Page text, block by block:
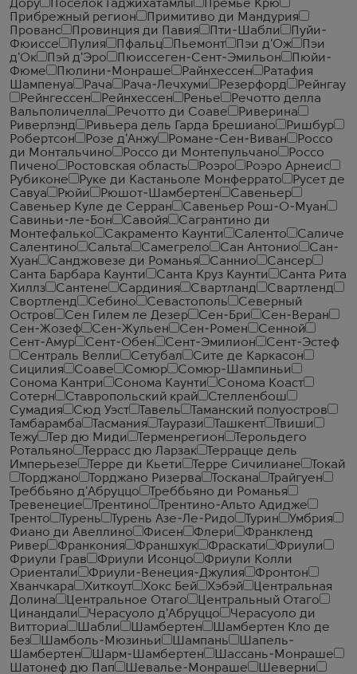
Дору
Поселок Гаджихатамлы
Премье Крю
Прибрежный регион
Примитиво ди Мандурия
Прованс
Провинция ди Павия Пти-Шабли
Пуйи-
Фюиссе
Пулия Пфальц Пьемонт Пэи д'Ож
Пэи
д'Ок
Пэй д'Эро Пюиссеген-Сент-Эмильон
Пюйи-
Фюме
Пюлини-Монраше Райнхессен
Ратафия
Шампенуа
Рача Рача-Лечхуми Резерфорд
Рейнгау
Рейнгессен
Рейнхессен Ренье
Речотто делла
Вальполичелла
Речотто ди Соаве
Риверина
Риверлэнд
Ривьера дель Гарда Брешиано
Ришбур
Робертсон
Розе д'Анжу Романе-Сен-Виван
Россо
ди Монтальчино
Россо ди Монтепульчано
Россо
Пичено
Ростовская область Роэро
Роэро Арнеис
Рубиконе
Руке ди Кастаньоле Монферрато
Русет де
Савуа
Рюйи Рюшот-Шамбертен
Савеньер
Савеньер Куле де Серран
Савеньер Рош-О-Муан
Савиньи-ле-Бон
Савойя
Сагрантино ди
Монтефалько
Сакраменто Каунти Саленто
Саличе
Салентино
Сальта Самегрело Сан Антонио
Сан-
Хуан
Санджовезе ди Романья Саннио
Сансер
Санта Барбара Каунти
Санта Круз Каунти
Санта Рита
Хиллз
Сантене Сардиния Свартланд
Свартленд
Свортленд
Себино Севастополь
Северный
Остров
Сен Гилем ле Дезер Сен-Бри
Сен-Веран
Сен-Жозеф
Сен-Жульен Сен-Ромен
Сенной
Сент-Амур
Сент-Обен Сент-Эмилион
Сент-Эстеф
Сентраль Велли
Сетубал
Сите де Каркасон
Сицилия
Соаве Сомюр
Сомюр-Шампиньи
Сонома Кантри
Сонома Каунти
Сонома Коаст
Сотерн
Ставропольский край
Стелленбош
Сумадия
Сюд Уэст Тавель
Таманский полуостров
Тамбарамба
Тасмания Таурази Ташкент
Твиши
Тежу
Тер дю Миди Терменрегион
Терольдего
Ротальяно
Террасс дю Ларзак
Террацце дель
Имперьезе
Терре ди Кьети Терре Сичилиане
Токай
Торджано
Торджано Ризерва Тоскана
Трайгуен
Треббьяно д'Абруццо
Треббьяно ди Романья
Тревенецие
Трентино
Трентино-Альто Адидже
Тренто
Турень Турень Азе-Ле-Ридо Турин
Умбрия
Фиано ди Авеллино
Фисен Флери
Франкленд
Ривер
Франкония Франшхук Фраскати
Фриули
Фриули Грав
Фриули Исонцо
Фриули Колли
Ориентали
Фриули-Венеция-Джулия
Фронтон
Хванчкара
Хиткоут Хокс Бей Хэбэй
Центральная
Долина
Центральное Отаго
Центральный Отаго
Цинандали
Черасуоло д'Абруццо
Черасуоло ди
Витториа
Шабли Шамбертен
Шамбертен Кло де
Без
Шамболь-Мюзиньи Шампань
Шапель-
Шамбертен
Шарм-Шамбертен
Шассань-Монраше
Шатонеф дю Пап
Шевалье-Монраше
Шеверни